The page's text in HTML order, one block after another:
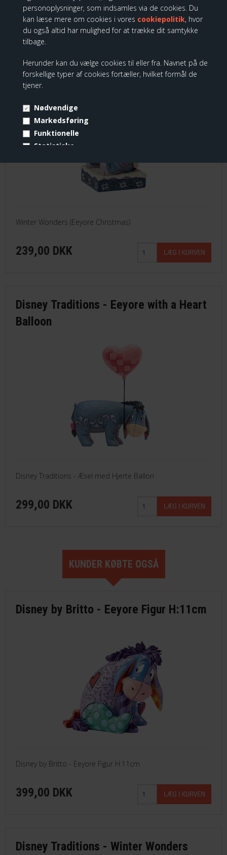
personoplysninger, som indsamles via de cookies. Du
kan læse mere om cookies i vores cookiepolitik, hvor
du også altid har mulighed for at trække dit samtykke
tilbage.
Herunder kan du vælge cookies til eller fra. Navnet på de
forskellige typer af cookies fortæller, hvilket formål de
tjener.
Nødvendige
Markedsføring
Funktionelle
Statistiske
Vis cookie detaljer
Disney Traditions - Winter Wonders
(Eeyore Christmas)
Winter Wonders (Eeyore Christmas)
239,00 DKK
Disney Traditions - Eeyore with a Heart
Balloon
Disney Traditions - Æsel med Hjerte Ballon
299,00 DKK
KUNDER KØBTE OGSÅ
Disney by Britto - Eeyore Figur H:11cm
Disney by Britto - Eeyore Figur H:11cm
399,00 DKK
Disney Traditions - Winter Wonders